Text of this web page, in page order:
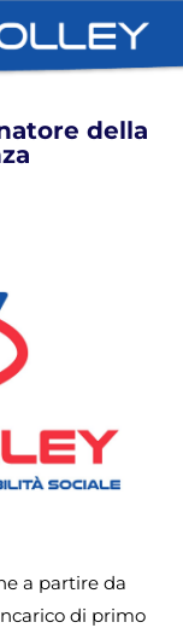
della
a partire da
di primo